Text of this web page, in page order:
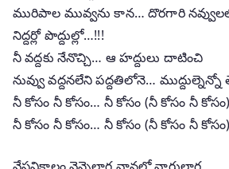
మురిపాల మువ్వను కాన… దొరగారి
నిద్దర్లో పొద్దుల్లో…!!!
నీ వద్దకు నేనొచ్చి… ఆ హద్దులు దాటించి
నువ్వు వద్దనలేని పద్దతిలోనె…
నీ కోసం నీ కోసం… నీ కోసం (నీ కోసం నీ కోసం)
నీ కోసం నీ కోసం… నీ కోసం (నీ కోసం నీ కోసం)